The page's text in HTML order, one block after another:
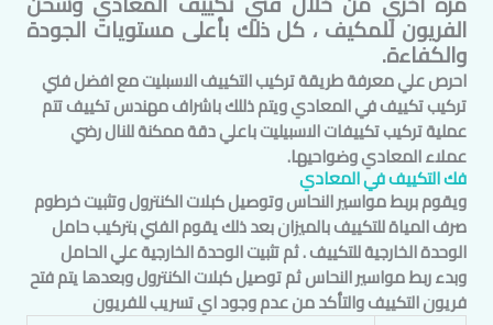
الفريون للمكيف ، كل ذلك بأعلى مستويات الجودة
والكفاءة.
احرص علي معرفة طريقة تركيب التكييف الاسبليت مع افضل فني
تركيب تكييف فيالمعاديويتم ذللك باشراف مهندس تكييف تتم
عملية تركيب تكييفات الاسبيليت باعلي دقة ممكنة للنال رضي
عملاءالمعاديوضواحيها.
فك التكييف فيالمعادي
ويقوم بربط مواسير النحاس وتوصيل كبلات الكنترول وتثبيت خرطوم
صرف المياة للتكييف بالميزان بعد ذلك يقوم الفني بتركيب حامل
الوحدة الخارجية للتكييف . ثم تثبيت الوحدة الخارجية علي الحامل
وبدء ربط مواسير النحاس ثم توصيل كبلات الكنترول وبعدها يتم فتح
فريون التكييف والتأكد من عدم وجود اي تسريب للفريون